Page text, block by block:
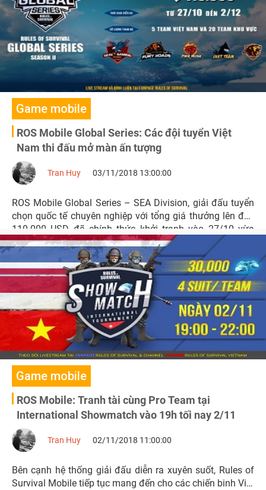
Game mobile
ROS Mobile Global Series: Các đội tuyển Việt
Nam thi đấu mở màn ấn tượng
Tran Huy 03/11/2018 13:00:00
ROS Mobile Global Series – SEA Division, giải đấu tuyển
chọn quốc tế chuyên nghiệp với tổng giá thưởng lên đến
110.000 USD đã chính thức khởi tranh vào 27/10 vừa
qua.
Game mobile
ROS Mobile: Tranh tài cùng Pro Team tại
International Showmatch vào 19h tối nay 2/11
Tran Huy 02/11/2018 11:00:00
Bên cạnh hệ thống giải đấu diễn ra xuyên suốt, Rules of
Survival Mobile tiếp tục mang đến cho các chiến binh Việt